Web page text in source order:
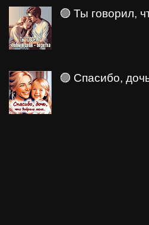
🟣 Ты говорил,
🟣 Спасибо,